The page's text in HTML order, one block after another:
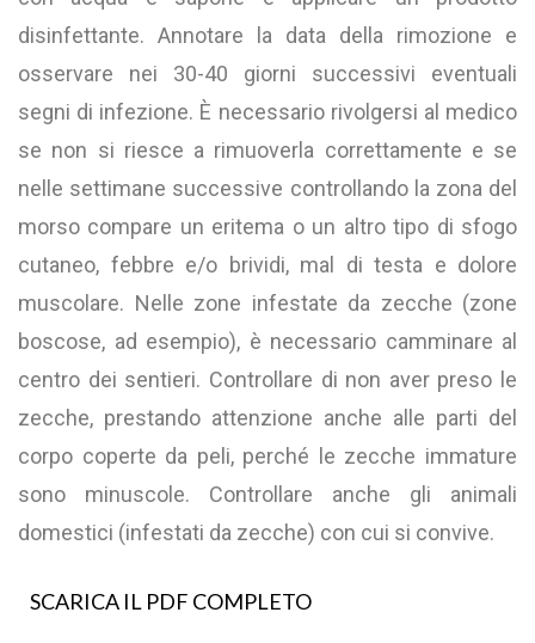
disinfettante. Annotare la data della rimozione e
osservare nei 30-40 giorni successivi eventuali
segni di infezione. È necessario rivolgersi al medico
se non si riesce a rimuoverla correttamente e se
nelle settimane successive controllando la zona del
morso compare un eritema o un altro tipo di sfogo
cutaneo, febbre e/o brividi, mal di testa e dolore
muscolare. Nelle zone infestate da zecche (zone
boscose, ad esempio), è necessario camminare al
centro dei sentieri. Controllare di non aver preso le
zecche, prestando attenzione anche alle parti del
corpo coperte da peli, perché le zecche immature
sono minuscole. Controllare anche gli animali
domestici (infestati da zecche) con cui si convive.
SCARICA IL PDF COMPLETO